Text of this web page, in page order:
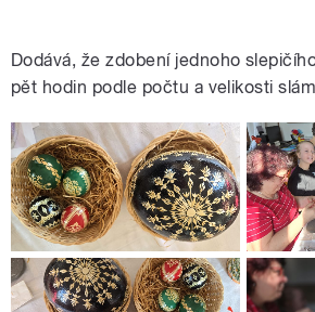
Dodává, že zdobení jednoho
pět hodin podle počtu a velikosti